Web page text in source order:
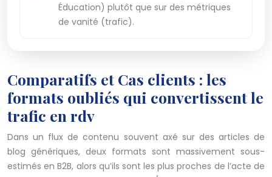
Éducation) plutôt que sur des métriques
de vanité (trafic).
Comparatifs et Cas clients : les
formats oubliés qui convertissent le
trafic en rdv
Dans un flux de contenu souvent axé sur des articles de
blog génériques, deux formats sont massivement sous-
estimés en B2B, alors qu’ils sont les plus proches de l’acte de